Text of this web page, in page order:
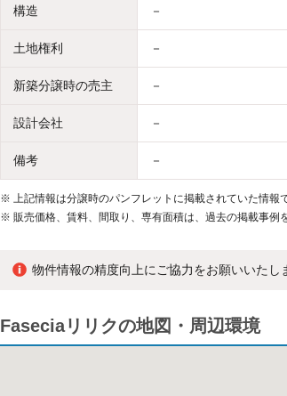
構造 －
土地権利 －
新築分譲時の売主 －
設計会社 －
備考 －
※
上記情報は分譲時のパンフレットに掲載されていた情報
※ 販売価格、賃料、間取り、専有面積は、過去の掲載事例
物件情報の精度向上にご協力をお願いいた
Faseciaリリクの地図・周辺環境